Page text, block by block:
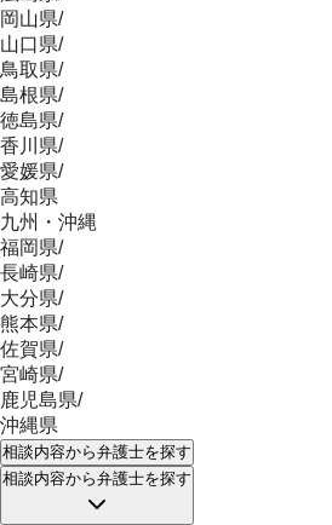
岡山県/
山口県/
鳥取県/
島根県/
徳島県/
香川県/
愛媛県/
高知県
九州・沖縄
福岡県/
長崎県/
大分県/
熊本県/
佐賀県/
宮崎県/
鹿児島県/
沖縄県
相談内容から弁護士を探す
相談内容から弁護士を探す